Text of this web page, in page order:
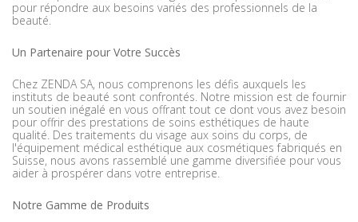
pour répondre aux besoins variés des professionnels de la
beauté.
Un Partenaire pour Votre Succès
Chez ZENDA SA, nous comprenons les défis auxquels les
instituts de beauté sont confrontés. Notre mission est de fournir
un soutien inégalé en vous offrant tout ce dont vous avez besoin
pour offrir des prestations de soins esthétiques de haute
qualité. Des traitements du visage aux soins du corps, de
l'équipement médical esthétique aux cosmétiques fabriqués en
Suisse, nous avons rassemblé une gamme diversifiée pour vous
aider à prospérer dans votre entreprise.
Notre Gamme de Produits